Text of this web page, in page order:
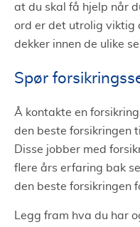
at du skal få hjelp når
ord er det utrolig viktig
dekker innen de ulike
Spør
Å kontakte en
den beste forsikringen
Disse jobber med
flere års erfaring bak
den beste forsikringen
Legg fram hva du har